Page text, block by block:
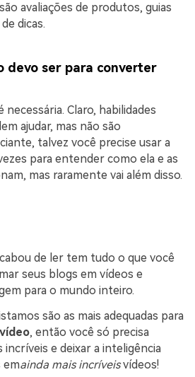
avaliações de produtos, guias
dicas.
devo ser para converter
necessária. Claro, habilidades
ajudar, mas não são
talvez você precise usar a
para entender como ela e as
mas raramente vai além disso.
de ler tem tudo o que você
seus blogs em vídeos e
para o mundo inteiro.
são as mais adequadas para
, então você só precisa
e deixar a inteligência
emainda mais incríveisvídeos!